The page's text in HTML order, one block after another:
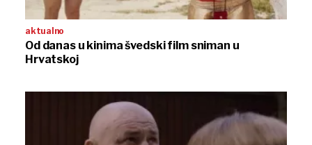
aktualno
Od danas u kinima švedski film sniman u
Hrvatskoj